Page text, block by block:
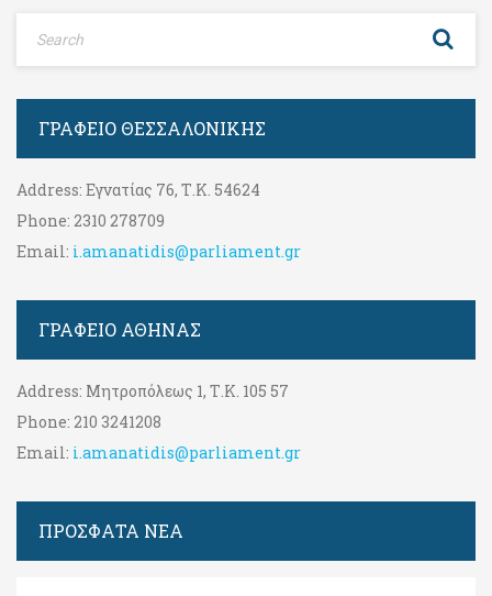
ΓΡΑΦΕΊΟ ΘΕΣΣΑΛΟΝΊΚΗΣ
Address: Εγνατίας 76, Τ.Κ. 54624
Phone: 2310 278709
Email: i.amanatidis@parliament.gr
ΓΡΑΦΕΊΟ ΑΘΉΝΑΣ
Address: Μητροπόλεως 1, Τ.Κ. 105 57
Phone: 210 3241208
Email: i.amanatidis@parliament.gr
ΠΡΟΣΦΑΤΑ ΝΕΑ